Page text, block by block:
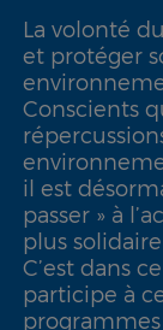
La volonté
et protéger
Conscients
il est
passer » à
plus
C’est dans
participe à